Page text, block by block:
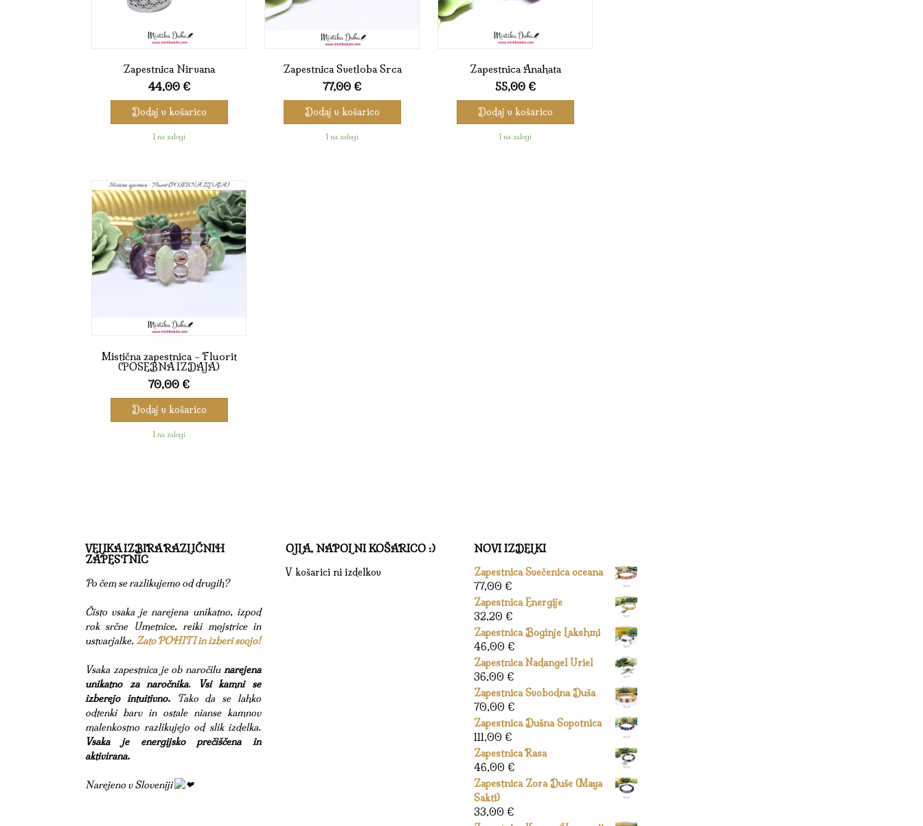
Zapestnica Nirvana
44,00 €
Dodaj v košarico
1 na zalogi
Zapestnica Svetloba Srca
77,00 €
Dodaj v košarico
1 na zalogi
Zapestnica Anahata
55,00 €
Dodaj v košarico
1 na zalogi
Mistična zapestnica – Fluorit
(POSEBNA IZDAJA)
70,00 €
Dodaj v košarico
1 na zalogi
VELIKA IZBIRA RAZLIČNIH
ZAPESTNIC
Po čem se razlikujemo od drugih?
Čisto vsaka je narejena unikatno, izpod
rok srčne Umetnice, reiki mojstrice in
ustvarjalke.Zato POHITI in izberi svojo!
Vsaka zapestnica je ob naročilu narejena
unikatno za naročnika.
Vsi kamni se
izberejo intuitivno.Tako da se lahko
odtenki barv in ostale nianse kamnov
malenkostno razlikujejo od slik izdelka.
Vsaka je energijsko prečiščena in
aktivirana.
Narejeno v Sloveniji
OJLA, NAPOLNI KOŠARICO :)
V košarici ni izdelkov
NOVI IZDELKI
Zapestnica Svečenica oceana
77,00 €
Zapestnica Energije
32,20 €
Zapestnica Boginje Lakshmi
46,00 €
Zapestnica Nadangel Uriel
36,00 €
Zapestnica Svobodna Duša
70,00 €
Zapestnica Dušna Sopotnica
111,00 €
Zapestnica Rasa
46,00 €
Zapestnica Zora Duše (Maya
Sakti)
33,00 €